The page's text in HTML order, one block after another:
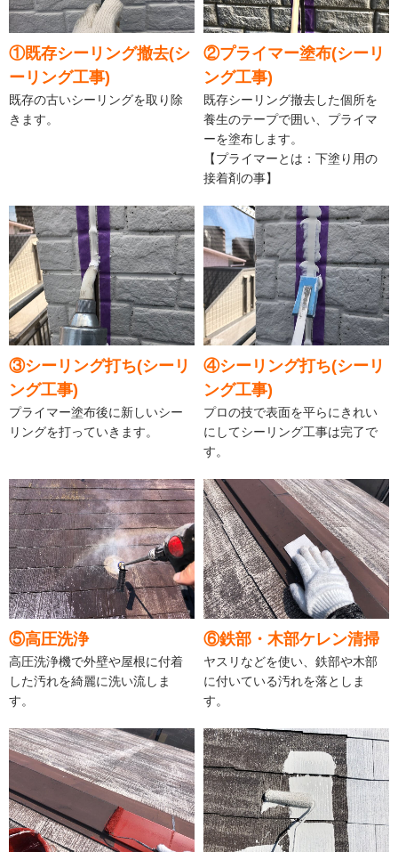
①既存シーリング撤去(シ
ーリング工事)
既存の古いシーリングを取り除
きます。
②プライマー塗布(シーリ
ング工事)
既存シーリング撤去した個所を
養生のテープで囲い、プライマ
ーを塗布します。
【プライマーとは：下塗り用の
接着剤の事】
③シーリング打ち(シーリ
ング工事)
プライマー塗布後に新しいシー
リングを打っていきます。
④シーリング打ち(シーリ
ング工事)
プロの技で表面を平らにきれい
にしてシーリング工事は完了で
す。
⑤高圧洗浄
高圧洗浄機で外壁や屋根に付着
した汚れを綺麗に洗い流しま
す。
⑥鉄部・木部ケレン清掃
ヤスリなどを使い、鉄部や木部
に付いている汚れを落としま
す。